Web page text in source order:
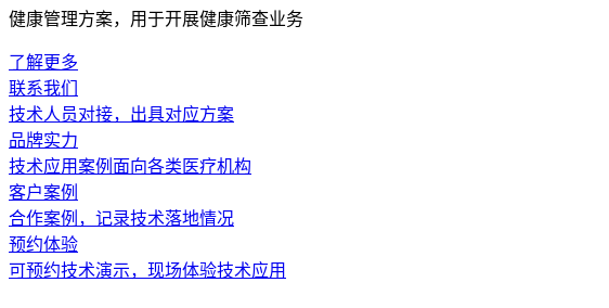
售后服务与技术支持网络是保障设备持续稳定运行的后盾，其价值往往在设备
务网络健全的品牌，能够帮助医院快速解决使用中遇到的问题，减少设备停机
从而做出真正符合自身需求的采购决策。
肺功能仪价格 设备选型 成本效益
上一篇：数字化浪潮下肺功能仪选购：聚焦三
相关新闻